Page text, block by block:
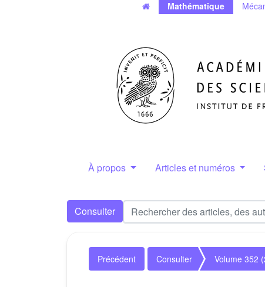
Mathématique
À propos Articles et numéros
Consulter
Précédent Consulter Volume 352